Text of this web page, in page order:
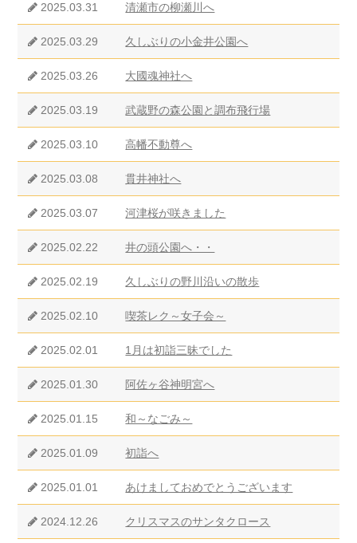
2025.03.31 清瀬市の柳瀬川へ
2025.03.29 久しぶりの小金井公園へ
2025.03.26 大國魂神社へ
2025.03.19 武蔵野の森公園と調布飛行場
2025.03.10 高幡不動尊へ
2025.03.08 貫井神社へ
2025.03.07 河津桜が咲きました
2025.02.22 井の頭公園へ・・
2025.02.19 久しぶりの野川沿いの散歩
2025.02.10 喫茶レク～女子会～
2025.02.01 1月は初詣三昧でした
2025.01.30 阿佐ヶ谷神明宮へ
2025.01.15 和～なごみ～
2025.01.09 初詣へ
2025.01.01 あけましておめでとうございます
2024.12.26 クリスマスのサンタクロース